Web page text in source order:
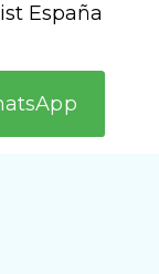
España